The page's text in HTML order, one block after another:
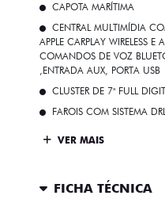
CAPOTA MARÍTIMA
CENTRAL MULTIMÍDIA
APPLE CARPLAY WIRELESS
COMANDOS DE VOZ
,ENTRADA AUX, PORTA USB
CLUSTER DE 7" FULL
FAROIS COM SISTEMA
VER MAIS
FICHA TÉCNICA